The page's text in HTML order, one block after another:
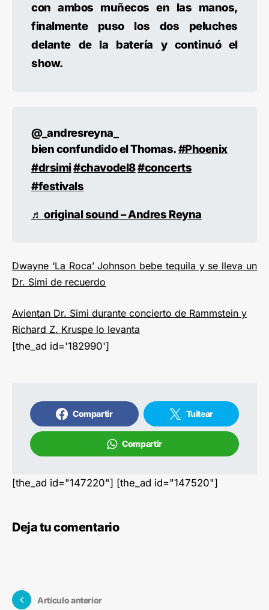
con ambos muñecos en las manos,
finalmente puso los dos peluches
delante de la batería y continuó el
show.
@_andresreyna_
bien confundido el Thomas.#Phoenix
#drsimi#chavodel8#concerts
#festivals
♬ original sound – Andres Reyna
Dwayne ‘La Roca’ Johnson bebe tequila y se lleva un
Dr. Simi de recuerdo
Avientan Dr. Simi durante concierto de Rammstein y
Richard Z. Kruspe lo levanta
[the_ad id='182990']
Compartir Tuitear
Compartir
[the_ad id="147220"] [the_ad id="147520"]
Deja tu comentario
Artículo anterior